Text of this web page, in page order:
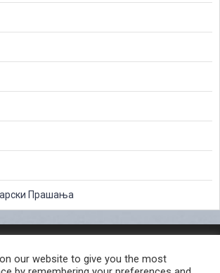
Прашања
ДО ИНФОРМАЦИИ ОД ЈАВЕН КАРАКТЕР
our website to give you the most